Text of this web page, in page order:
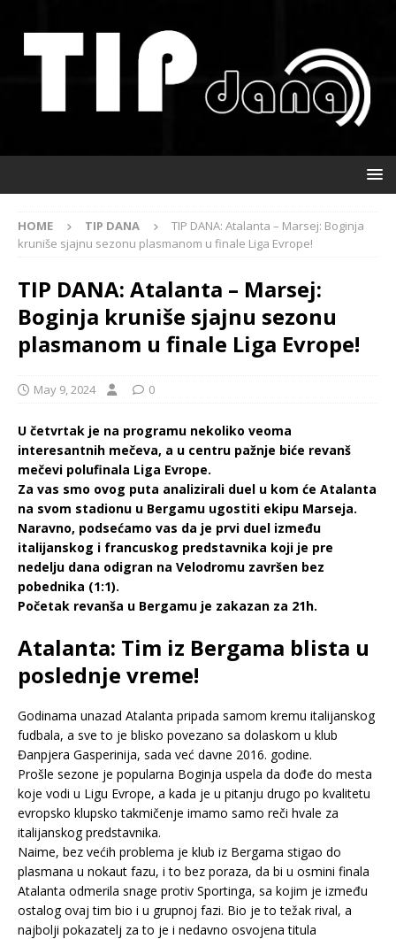
HOME TIP DANA
TIP DANA: Atalanta – Marsej: Boginja
kruniše sjajnu sezonu plasmanom u finale Liga Evrope!
TIP DANA: Atalanta – Marsej:
Boginja kruniše sjajnu sezonu
plasmanom u finale Liga Evrope!
May 9, 2024 0
U četvrtak je na programu nekoliko veoma
interesantnih mečeva, a u centru pažnje biće revanš
mečevi polufinala Liga Evrope.
Za vas smo ovog puta analizirali duel u kom će Atalanta
na svom stadionu u Bergamu ugostiti ekipu Marseja.
Naravno, podsećamo vas da je prvi duel između
italijanskog i francuskog predstavnika koji je pre
nedelju dana odigran na Velodromu završen bez
pobednika (1:1).
Početak revanša u Bergamu je zakazan za 21h.
Atalanta: Tim iz Bergama blista u
poslednje vreme!
Godinama unazad Atalanta pripada samom kremu italijanskog
fudbala, a sve to je blisko povezano sa dolaskom u klub
Đanpjera Gasperinija, sada već davne 2016. godine.
Prošle sezone je popularna Boginja uspela da dođe do mesta
koje vodi u Ligu Evrope, a kada je u pitanju drugo po kvalitetu
evropsko klupsko takmičenje imamo samo reči hvale za
italijanskog predstavnika.
Naime, bez većih problema je klub iz Bergama stigao do
plasmana u nokaut fazu, i to bez poraza, da bi u osmini finala
Atalanta odmerila snage protiv Sportinga, sa kojim je između
ostalog ovaj tim bio i u grupnoj fazi. Bio je to težak rival, a
najbolji pokazatelj za to je i nedavno osvojena titula